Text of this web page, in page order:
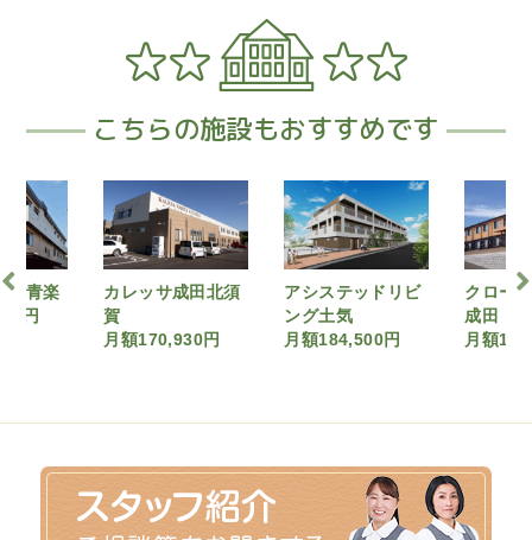
こちらの施設もおすすめです
田北須
アシステッドリビ
ング土気
月額184,500円
クローバーホーム
成田（要介護４）
月額192,638円
カレッ
賀（要
月額